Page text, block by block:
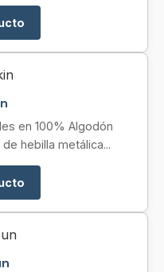
en 100% Algodón
hebilla metálica...